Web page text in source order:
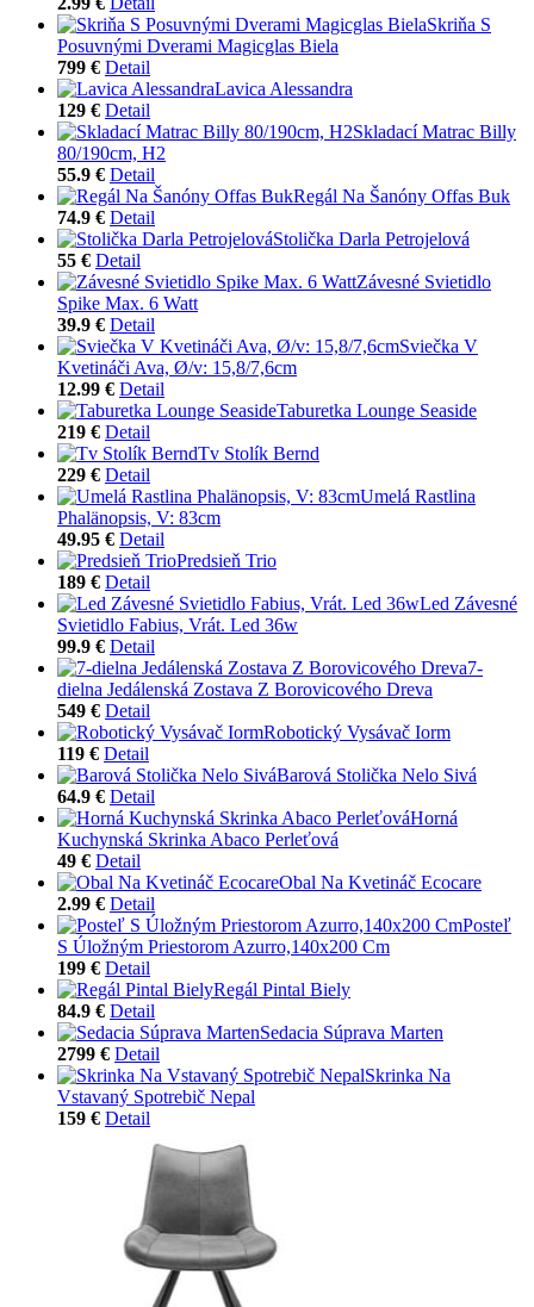
Skriňa S
Posuvnými Dverami Magicglas Biela
799 € Detail
Lavica Alessandra
129 € Detail
Skladací Matrac Billy
80/190cm, H2
55.9 € Detail
Regál Na Šanóny Offas Buk
74.9 € Detail
Stolička Darla Petrojelová
55 € Detail
Závesné Svietidlo
Spike Max. 6 Watt
39.9 € Detail
Sviečka V
Kvetináči Ava, Ø/v: 15,8/7,6cm
12.99 € Detail
Taburetka Lounge Seaside
219 € Detail
Tv Stolík Bernd
229 € Detail
Umelá Rastlina
Phalänopsis, V: 83cm
49.95 € Detail
Predsieň Trio
189 € Detail
Led Závesné
Svietidlo Fabius, Vrát. Led 36w
99.9 € Detail
7-
dielna Jedálenská Zostava Z Borovicového Dreva
549 € Detail
Robotický Vysávač Iorm
119 € Detail
Barová Stolička Nelo Sivá
64.9 € Detail
Horná
Kuchynská Skrinka Abaco Perleťová
49 € Detail
Obal Na Kvetináč Ecocare
2.99 € Detail
Posteľ
S Úložným Priestorom Azurro,140x200 Cm
199 € Detail
Regál Pintal Biely
84.9 € Detail
Sedacia Súprava Marten
2799 € Detail
Skrinka Na
Vstavaný Spotrebič Nepal
159 € Detail